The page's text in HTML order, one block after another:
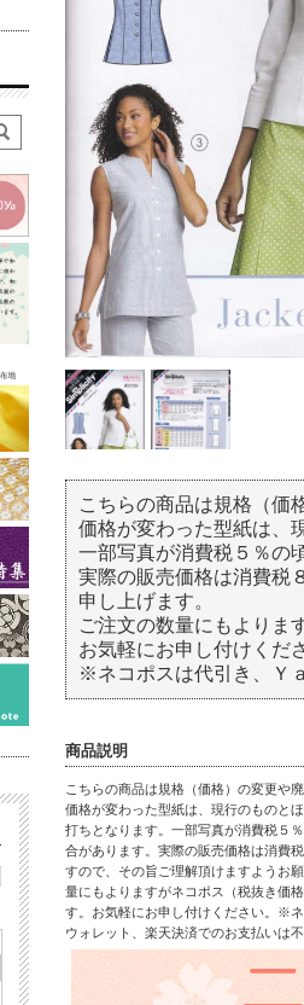
こちらの商品は規格（価
価格が変わった型紙は、
一部写真が消費税５％の
実際の販売価格は消費税
申し上げます。
ご注文の数量にもよりま
お気軽にお申し付けくだ
※ネコポスは代引き、Ｙ
商品説明
こちらの商品は規格（価格）の変更や
価格が変わった型紙は、現行のものと
打ちとなります。一部写真が消費税５
合があります。実際の販売価格は消費
すので、その旨ご理解頂けますようお
量にもよりますがネコポス（税抜き価
す。お気軽にお申し付けください。※
ウォレット、楽天決済でのお支払いは